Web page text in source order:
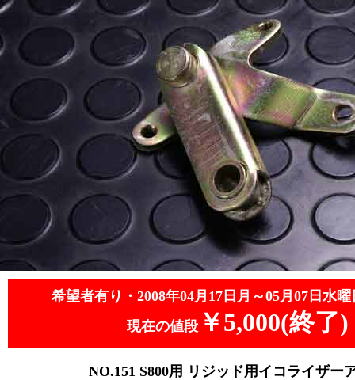
希望者有り・2008年04月17日月～05月07日水曜
現在の値段 ￥5,000(終了)
NO.151 S800用 リジッド用イコライザー